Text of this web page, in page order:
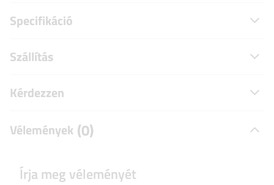
Specifikáció
Szállítás
Kérdezzen
Vélemények (0)
Írja meg véleményét